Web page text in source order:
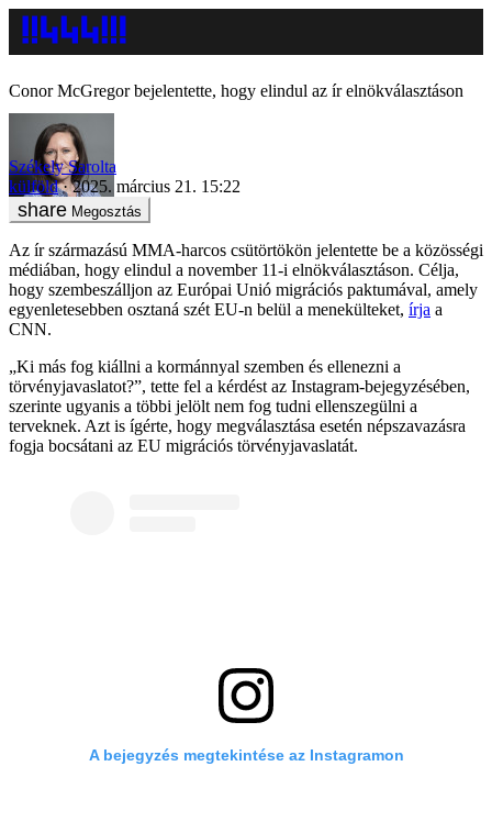
Conor McGregor bejelentette, hogy elindul az ír elnökválasztáson
Székely Sarolta
külföld
2025. március 21. 15:22
Megosztás
Az ír származású MMA-harcos csütörtökön jelentette be a közösségi
médiában, hogy elindul a november 11-i elnökválasztáson. Célja,
hogy szembeszálljon az Európai Unió migrációs paktumával, amely
egyenletesebben osztaná szét EU-n belül a menekülteket, írja a
CNN.
„Ki más fog kiállni a kormánnyal szemben és ellenezni a
törvényjavaslatot?”, tette fel a kérdést az Instagram-bejegyzésében,
szerinte ugyanis a többi jelölt nem fog tudni ellenszegülni a
terveknek. Azt is ígérte, hogy megválasztása esetén népszavazásra
fogja bocsátani az EU migrációs törvényjavaslatát.
A bejegyzés megtekintése az Instagramon